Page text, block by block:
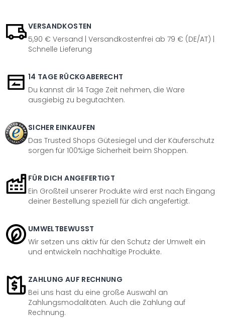
VERSANDKOSTEN
5,90 € Versand | Versandkostenfrei ab 79 € (DE/AT) |
Schnelle Lieferung
14 TAGE RÜCKGABERECHT
Du kannst dir 14 Tage Zeit nehmen, die Ware
ausgiebig zu begutachten.
SICHER EINKAUFEN
Das Trusted Shops Gütesiegel und der Käuferschutz
sorgen für 100%ige Sicherheit beim Shoppen.
FÜR DICH ANGEFERTIGT
Ein Großteil unserer Produkte wird erst nach Eingang
deiner Bestellung speziell für dich angefertigt.
UMWELTBEWUSST
Wir setzen uns aktiv für den Schutz der Umwelt ein
und entwickeln nachhaltige Produkte.
ZAHLUNG AUF RECHNUNG
Bei uns hast du eine große Auswahl an
Zahlungsmodalitäten. Auch die Zahlung auf
Rechnung.